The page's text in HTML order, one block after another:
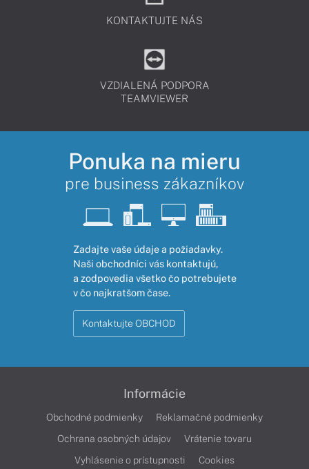
KONTAKTUJTE NÁS
VZDIALENÁ PODPORA
TEAMVIEWER
Ponuka na mieru
pre business zákazníkov
Zadajte vaše údaje a požiadavky.
Naši obchodníci vás kontaktujú,
a zodpovedia všetko čo potrebujete
v čo najkratšom čase.
Kontaktujte OBCHOD
Informácie
Obchodné podmienky
Reklamačné podmienky
Ochrana osobných údajov
Vrátenie tovaru
Vyhlásenie o prístupnosti
Cookies